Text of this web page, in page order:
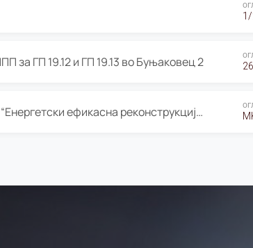
за ГП 19.12 и ГП 19.13 во Буњаковец 2
Оглас за Барање понуди за “Енергетски ефикасна реконструкција на објектот ООУ „Св. Кирил и Методиј"